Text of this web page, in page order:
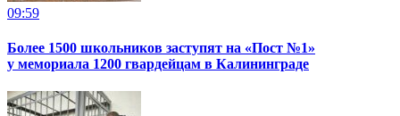
09:59
Более 1500 школьников заступят на «Пост №1»
у мемориала 1200 гвардейцам в Калининграде